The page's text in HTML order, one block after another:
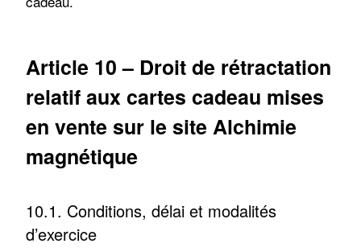
Article 10 – Droit de rétractation
relatif aux cartes cadeau mises
en vente sur le site Alchimie
magnétique
10.1. Conditions, délai et modalités
d’exercice